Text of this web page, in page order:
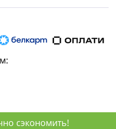
сэкономить!